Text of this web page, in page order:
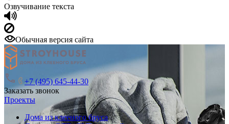
Озвучивание текста
Обычная версия сайта
+7 (495) 645-44-30
Заказать звонок
Проекты
Дома из клееного бруса